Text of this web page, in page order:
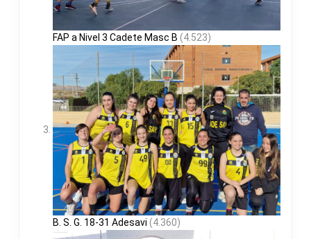
FAP a Nivel 3 Cadete Masc B (4.523)
B. S. G. 18-31 Adesavi (4.360)